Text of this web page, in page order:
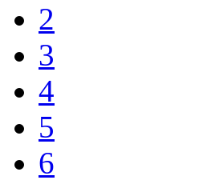
2
3
4
5
6